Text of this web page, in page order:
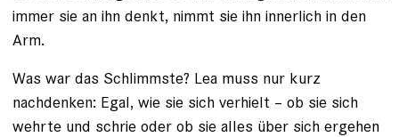
immer sie an ihn denkt, nimmt sie ihn innerlich in den
Arm.
Was war das Schlimmste? Lea muss nur kurz
nachdenken: Egal, wie sie sich verhielt – ob sie sich
wehrte und schrie oder ob sie alles über sich ergehen